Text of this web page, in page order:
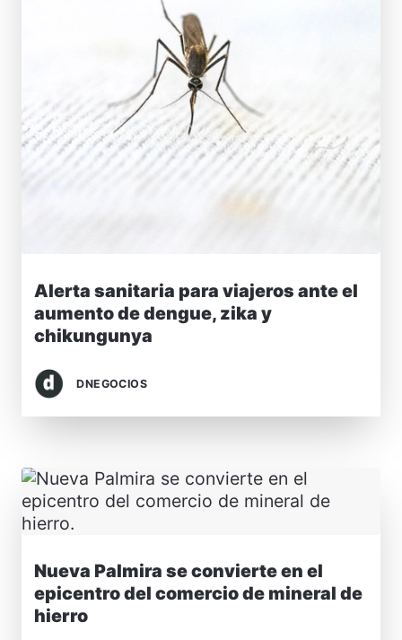
Alerta sanitaria para viajeros ante el
aumento de dengue, zika y
chikungunya
DNEGOCIOS
Nueva Palmira se convierte en el
epicentro del comercio de mineral de
hierro